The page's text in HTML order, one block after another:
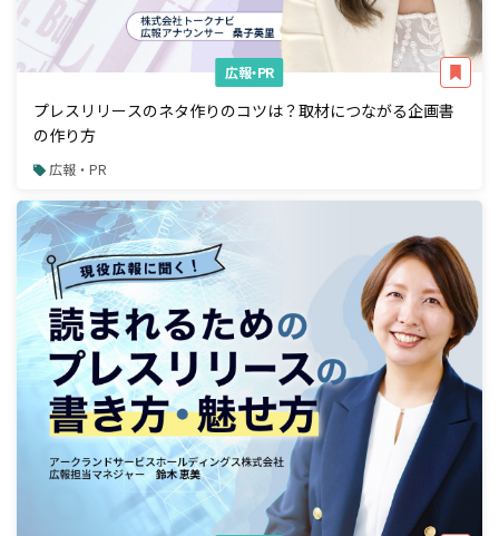
広報・PR
プレスリリースのネタ作りのコツは？取材につながる企画書
の作り方
広報・PR